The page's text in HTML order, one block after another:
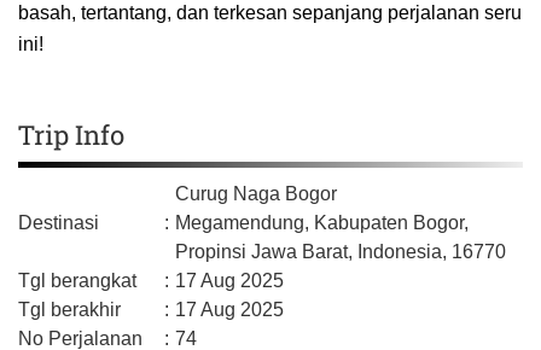
basah, tertantang, dan terkesan sepanjang perjalanan seru
ini!
Trip Info
Destinasi :
Curug Naga Bogor
Megamendung, Kabupaten Bogor,
Propinsi Jawa Barat, Indonesia, 16770
Tgl berangkat
: 17 Aug 2025
Tgl berakhir
: 17 Aug 2025
No Perjalanan
: 74